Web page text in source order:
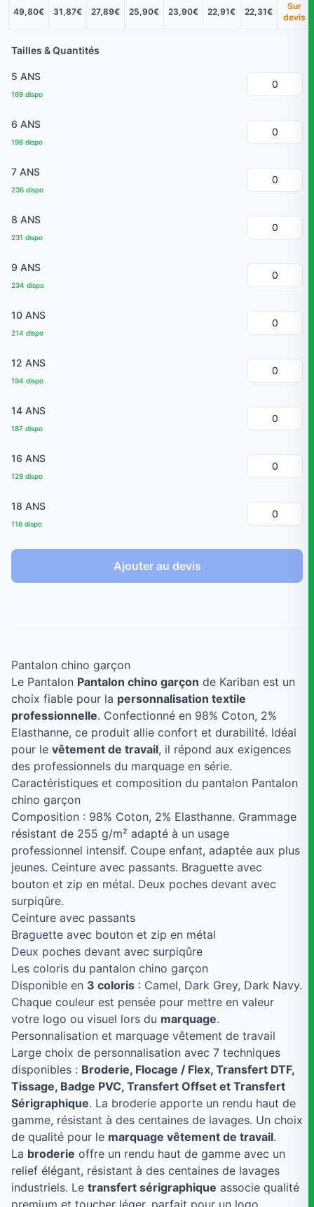
49,80€ 31,87€ 27,89€ 25,90€ 23,90€ 22,91€ 22,31€
Sur
devis
Tailles & Quantités
5 ANS
169 dispo
6 ANS
198 dispo
7 ANS
236 dispo
8 ANS
231 dispo
9 ANS
234 dispo
10 ANS
214 dispo
12 ANS
194 dispo
14 ANS
187 dispo
16 ANS
128 dispo
18 ANS
116 dispo
Ajouter au devis
Pantalon chino garçon
Le Pantalon Pantalon chino garçon de Kariban est un
choix fiable pour la personnalisation textile
professionnelle. Confectionné en 98% Coton, 2%
Elasthanne, ce produit allie confort et durabilité. Idéal
pour le vêtement de travail, il répond aux exigences
des professionnels du marquage en série.
Caractéristiques et composition du pantalon Pantalon
chino garçon
Composition : 98% Coton, 2% Elasthanne. Grammage
résistant de 255 g/m² adapté à un usage
professionnel intensif. Coupe enfant, adaptée aux plus
jeunes. Ceinture avec passants. Braguette avec
bouton et zip en métal. Deux poches devant avec
surpiqûre.
Ceinture avec passants
Braguette avec bouton et zip en métal
Deux poches devant avec surpiqûre
Les coloris du pantalon chino garçon
Disponible en 3 coloris : Camel, Dark Grey, Dark Navy.
Chaque couleur est pensée pour mettre en valeur
votre logo ou visuel lors du marquage.
Personnalisation et marquage vêtement de travail
Large choix de personnalisation avec 7 techniques
disponibles : Broderie, Flocage / Flex, Transfert DTF,
Tissage, Badge PVC, Transfert Offset et Transfert
Sérigraphique. La broderie apporte un rendu haut de
gamme, résistant à des centaines de lavages. Un choix
de qualité pour le marquage vêtement de travail.
La broderie offre un rendu haut de gamme avec un
relief élégant, résistant à des centaines de lavages
industriels. Le transfert sérigraphique associe qualité
premium et toucher léger, parfait pour un logo